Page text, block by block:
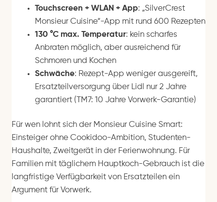
Touchscreen + WLAN + App: „SilverCrest
Monsieur Cuisine“-App mit rund 600 Rezepten
130 °C max. Temperatur: kein scharfes
Anbraten möglich, aber ausreichend für
Schmoren und Kochen
Schwäche: Rezept-App weniger ausgereift,
Ersatzteilversorgung über Lidl nur 2 Jahre
garantiert (TM7: 10 Jahre Vorwerk-Garantie)
Für wen lohnt sich der Monsieur Cuisine Smart:
Einsteiger ohne Cookidoo-Ambition, Studenten-
Haushalte, Zweitgerät in der Ferienwohnung. Für
Familien mit täglichem Hauptkoch-Gebrauch ist die
langfristige Verfügbarkeit von Ersatzteilen ein
Argument für Vorwerk.